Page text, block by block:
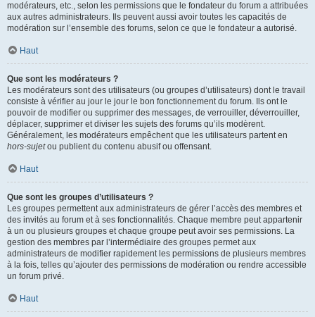
modérateurs, etc., selon les permissions que le fondateur du forum a attribuées
aux autres administrateurs. Ils peuvent aussi avoir toutes les capacités de
modération sur l’ensemble des forums, selon ce que le fondateur a autorisé.
Haut
Que sont les modérateurs ?
Les modérateurs sont des utilisateurs (ou groupes d’utilisateurs) dont le travail
consiste à vérifier au jour le jour le bon fonctionnement du forum. Ils ont le
pouvoir de modifier ou supprimer des messages, de verrouiller, déverrouiller,
déplacer, supprimer et diviser les sujets des forums qu’ils modèrent.
Généralement, les modérateurs empêchent que les utilisateurs partent en
hors-sujetou publient du contenu abusif ou offensant.
Haut
Que sont les groupes d’utilisateurs ?
Les groupes permettent aux administrateurs de gérer l’accès des membres et
des invités au forum et à ses fonctionnalités. Chaque membre peut appartenir
à un ou plusieurs groupes et chaque groupe peut avoir ses permissions. La
gestion des membres par l’intermédiaire des groupes permet aux
administrateurs de modifier rapidement les permissions de plusieurs membres
à la fois, telles qu’ajouter des permissions de modération ou rendre accessible
un forum privé.
Haut